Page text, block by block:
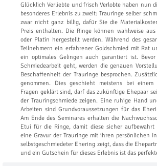
Glücklich Verliebte und frisch Verlobte haben nun
besonderes Erlebnis zu zweit: Trauringe selber
zwar nicht ganz billig, dafür Sie die
Preis enthalten. Die Ringe können wahlweise aus
oder Platin hergestellt werden. Während des
Teilnehmern ein erfahrener Goldschmied mit Rat
ein optimales Gelingen auch garantiert ist.
Schmiedearbeit geht, werden die genauen
Beschaffenheit der Trauringe besprochen.
genommen. Dies geschieht meistens bei
Fragen geklärt sind, darf das zukünftige Ehepaar
der Trauringschmiede zeigen. Eine ruhige Hand
Arbeiten sind Grundvoraussetzungen für das
Am Ende des Seminares erhalten die
Etui für die Ringe, damit diese sicher aufbewahrt
eine Gravur der Trauringe mit ihren persönlichen
selbstgeschmiedeter Ehering zeigt, dass die
und ein Gutschein für dieses Erlebnis ist das